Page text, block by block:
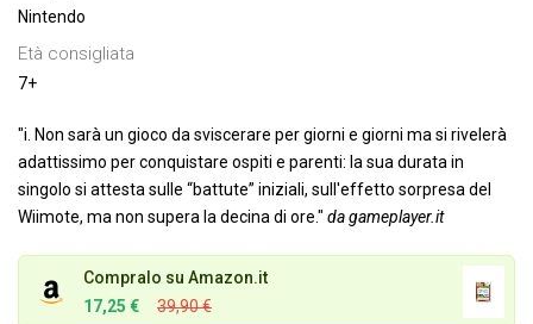
Nintendo
Età consigliata
7+
"i. Non sarà un gioco da sviscerare per giorni e giorni ma si rivelerà
adattissimo per conquistare ospiti e parenti: la sua durata in
singolo si attesta sulle “battute” iniziali, sull'effetto sorpresa del
Wiimote, ma non supera la decina di ore." da gameplayer.it
Compralo su Amazon.it
17,25 €
39,90 €